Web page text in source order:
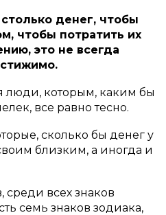
денег, чтобы
чтобы потратить их
это не всегда
люди, которым, каким бы
все равно тесно.
сколько бы денег у
близким, а иногда и
среди всех знаков
семь знаков зодиака,